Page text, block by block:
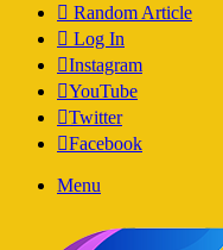
Random Article
Log In
Instagram
YouTube
Twitter
Facebook
Menu